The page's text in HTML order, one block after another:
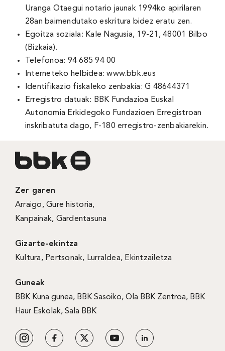
Uranga Otaegui notario jaunak 1994ko apirilaren
28an baimendutako eskritura bidez eratu zen.
Egoitza soziala: Kale Nagusia, 19-21, 48001 Bilbo
(Bizkaia).
Telefonoa: 94 685 94 00
Interneteko helbidea: www.bbk.eus
Identifikazio fiskaleko zenbakia: G 48644371
Erregistro datuak: BBK Fundazioa Euskal
Autonomia Erkidegoko Fundazioen Erregistroan
inskribatuta dago, F-180 erregistro-zenbakiarekin.
Zer garen
Arraigo,Gure historia,
Kanpainak, Gardentasuna
Gizarte-ekintza
Kultura, Pertsonak, Lurraldea, Ekintzailetza
Guneak
BBK Kuna gunea, BBK Sasoiko, Ola BBK Zentroa, BBK
Haur Eskolak, Sala BBK